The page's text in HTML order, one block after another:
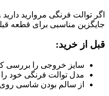
جایگزین مناسبی برای قطعه
قبل از خرید:
سایز خروجی را بررسی کنید حتما 3 اینچ یا قطر خروجی
مدل توالت فرنگی خود
از سالم بودن شاسی